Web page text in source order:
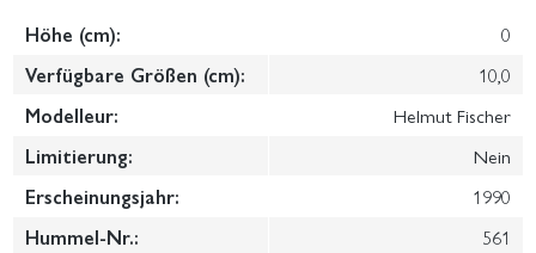
Höhe (cm):
0
Verfügbare Größen (cm):
10,0
Modelleur:
Helmut Fischer
Limitierung:
Nein
Erscheinungsjahr:
1990
Hummel-Nr.:
561